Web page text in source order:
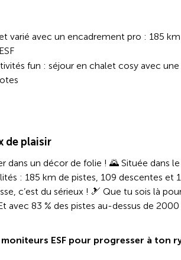
varié avec un encadrement pro : 185
fun : séjour en chalet cosy avec une
de plaisir
dans un décor de folie ! 🌄 Située dans
: 185 km de pistes, 109 descentes et
c’est du sérieux ! 🎿 Que tu sois là
avec 83 % des pistes au-dessus de
moniteurs ESF pour progresser à